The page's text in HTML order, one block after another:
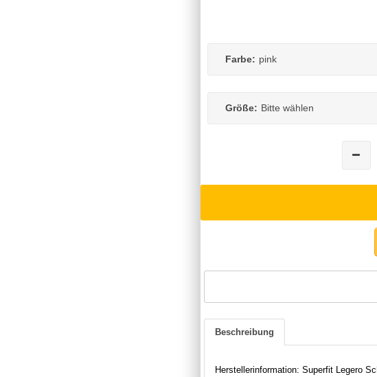
Farbe: pink
Größe: Bitte wählen
Beschreibung
Herstellerinformation: Superfit Legero